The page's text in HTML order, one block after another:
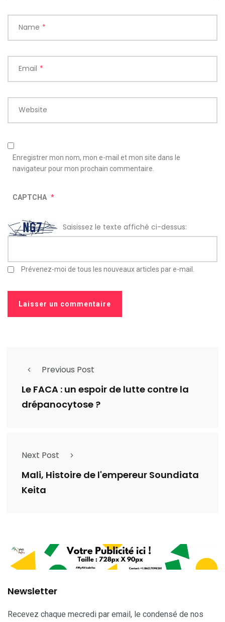
Name *
Email *
Website
Enregistrer mon nom, mon e-mail et mon site dans le
navigateur pour mon prochain commentaire.
CAPTCHA *
Saisissez le texte affiché ci-dessus:
Prévenez-moi de tous les nouveaux articles par e-mail.
Previous Post
Le FACA : un espoir de lutte contre la
drépanocytose ?
Next Post
Mali, Histoire de l'empereur Soundiata
Keita
Newsletter
Recevez chaque mecredi par email, le condensé de nos